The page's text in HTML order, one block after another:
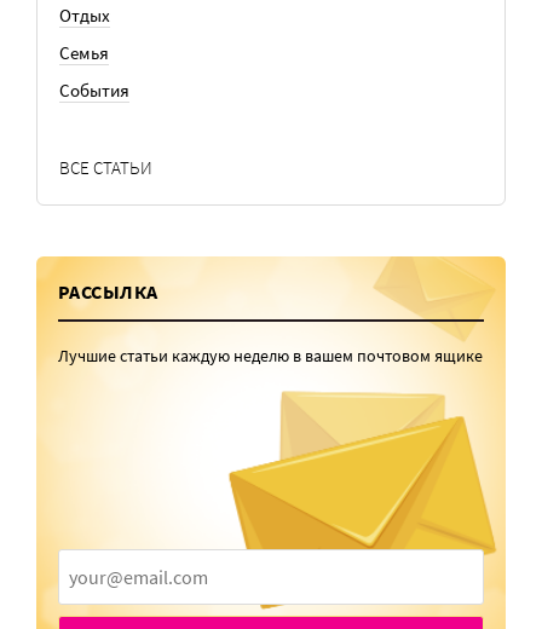
Отдых
Семья
События
ВСЕ СТАТЬИ
РАССЫЛКА
Лучшие статьи каждую неделю в вашем почтовом ящике